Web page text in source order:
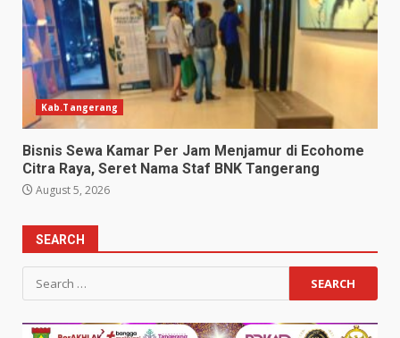
Kab.Tangerang
Bisnis Sewa Kamar Per Jam Menjamur di Ecohome
Citra Raya, Seret Nama Staf BNK Tangerang
August 5, 2026
SEARCH
Search
for: